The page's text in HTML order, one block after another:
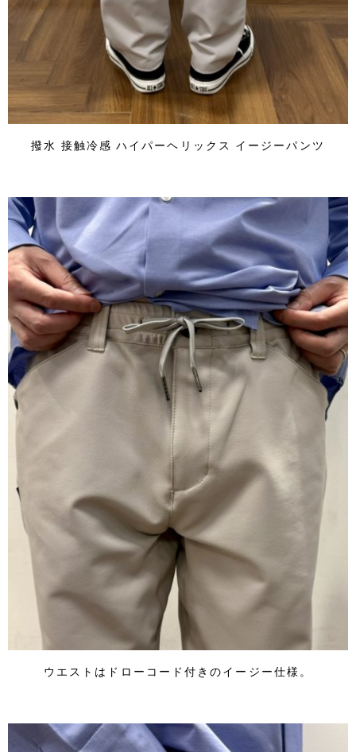
撥水 接触冷感 ハイパーヘリックス イージーパンツ
ウエストはドローコード付きのイージー仕様。